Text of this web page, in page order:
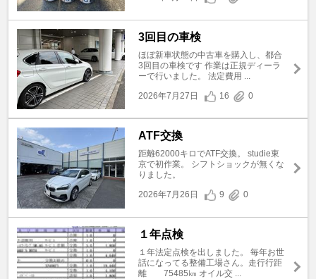
3回目の車検
ほぼ新車状態の中古車を購入し、都合
3回目の車検です 作業は正規ディーラ
ーで行いました。 法定費用 ...
2026年7月27日
16 0
ATF交換
距離62000キロでATF交換。 studie東
京で初作業。 シフトショックが無くな
りました。
2026年7月26日
9 0
１年点検
１年法定点検を出しました。 毎年お世
話になってる整備工場さん。走行行距
離 75485㎞ オイル交 ...